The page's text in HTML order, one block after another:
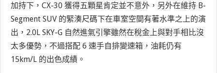
加持下，CX-30 獲得五顆星肯定並不意外，另外在維持 B-
Segment SUV 的緊湊尺碼下在車室空間有著水準之上的演
出，2.0L SKY-G 自然進氣引擎雖然在稅金上與對手相比沒
太多優勢，不過搭配 6 速手自排變速箱，油耗仍有
15km/L 的出色成績。